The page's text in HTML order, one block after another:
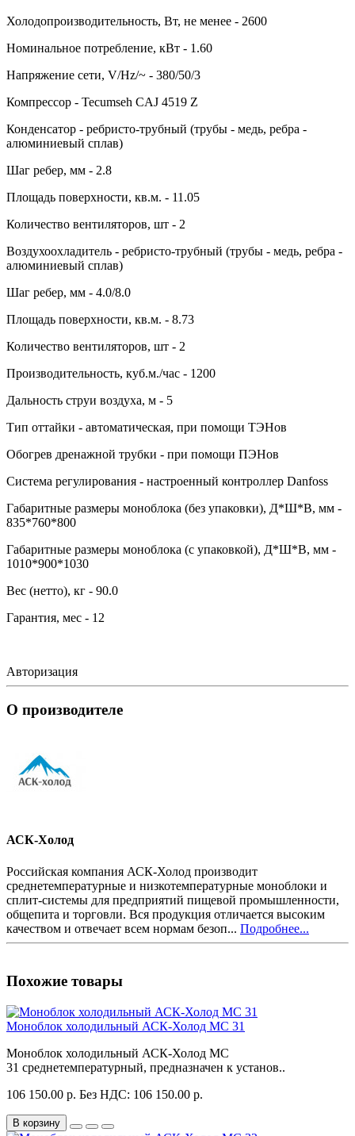
Холодопроизводительность, Вт, не менее - 2600
Номинальное потребление, кВт - 1.60
Напряжение сети, V/Hz/~ - 380/50/3
Компрессор - Tecumseh CAJ 4519 Z
Конденсатор - ребристо-трубный (трубы - медь, ребра -
алюминиевый сплав)
Шаг ребер, мм - 2.8
Площадь поверхности, кв.м. - 11.05
Количество вентиляторов, шт - 2
Воздухоохладитель - ребристо-трубный (трубы - медь, ребра -
алюминиевый сплав)
Шаг ребер, мм - 4.0/8.0
Площадь поверхности, кв.м. - 8.73
Количество вентиляторов, шт - 2
Производительность, куб.м./час - 1200
Дальность струи воздуха, м - 5
Тип оттайки - автоматическая, при помощи ТЭНов
Обогрев дренажной трубки - при помощи ПЭНов
Система регулирования - настроенный контроллер Danfoss
Габаритные размеры моноблока (без упаковки), Д*Ш*В, мм -
835*760*800
Габаритные размеры моноблока (с упаковкой), Д*Ш*В, мм -
1010*900*1030
Вес (нетто), кг - 90.0
Гарантия, мес - 12
Авторизация
О производителе
АСК-Холод
Российская компания АСК-Холод производит
среднетемпературные и низкотемпературные моноблоки и
сплит-системы для предприятий пищевой промышленности,
общепита и торговли. Вся продукция отличается высоким
качеством и отвечает всем нормам безоп... Подробнее...
Похожие товары
Моноблок холодильный АСК-Холод MC 31
Моноблок холодильный АСК-Холод MC
31 среднетемпературный, предназначен к установ..
106 150.00 р. Без НДС: 106 150.00 р.
В корзину